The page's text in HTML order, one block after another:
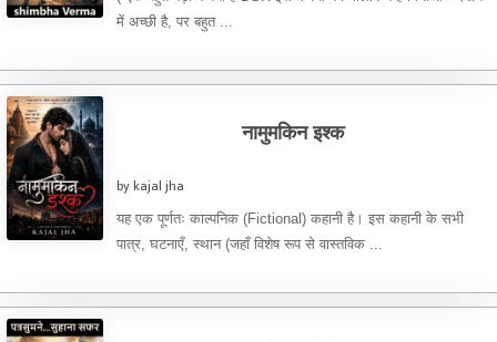
में अच्छी है, पर बहुत ...
नामुमकिन इश्क
by kajal jha
यह एक पूर्णतः काल्पनिक (Fictional) कहानी है। इस कहानी के सभी
पात्र, घटनाएँ, स्थान (जहाँ विशेष रूप से वास्तविक ...